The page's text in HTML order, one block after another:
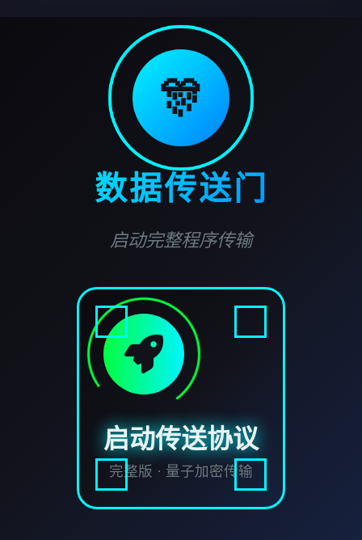
🎊
数据传送门
启动完整程序传输
启动传送协议
完整版 · 量子加密传输